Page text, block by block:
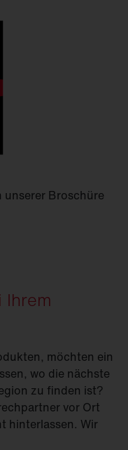
unserer Broschüre
Ihrem
möchten ein
wo die nächste
zu finden ist?
vor Ort
hinterlassen. Wir